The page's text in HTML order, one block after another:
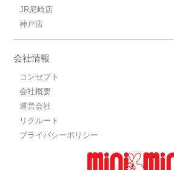
JR尼崎店
神戸店
会社情報
コンセプト
会社概要
運営会社
リクルート
プライバシーポリシー